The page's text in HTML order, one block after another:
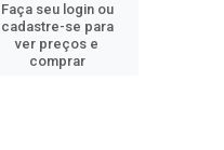
Faça seu login ou
cadastre-se para
ver preços e
comprar